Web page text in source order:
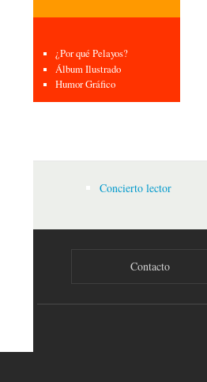
¿Por qué Pelayos?
Álbum Ilustrado
Humor Gráfico
Concierto lector
Contacto